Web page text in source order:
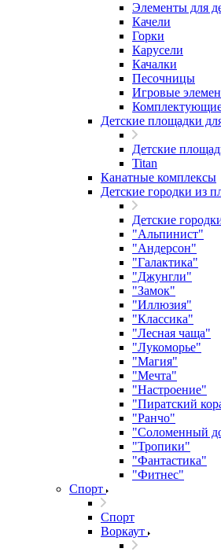
Элементы для
Качели
Горки
Карусели
Качалки
Песочницы
Игровые
Детские площадки
Детские
Titan
Канатные комплексы
Детские городки из
Детские
"Альпинист"
"Андерсон"
"Галактика"
"Джунгли"
"Замок"
"Иллюзия"
"Классика"
"Лесная чаща"
"Лукоморье"
"Магия"
"Мечта"
"Настроение"
"Пиратский
"Ранчо"
"Соломенный
"Тропики"
"Фантастика"
"Фитнес"
Спорт
Спорт
Воркаут